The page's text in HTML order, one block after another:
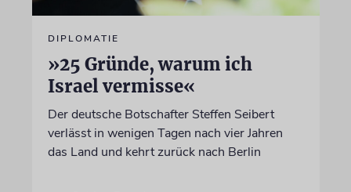
DIPLOMATIE
»25 Gründe, warum ich
Israel vermisse«
Der deutsche Botschafter Steffen Seibert
verlässt in wenigen Tagen nach vier Jahren
das Land und kehrt zurück nach Berlin